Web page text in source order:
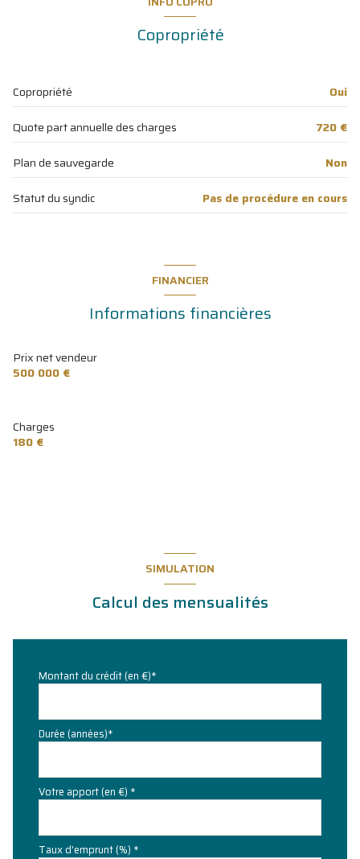
cave
terrasse
placard
1 m²
salle d'eau
3 m²
salle d'eau
3.8 m²
Copropriété
Copropriété
Oui
Quote part annuelle des charges
720 €
Plan de sauvegarde
Non
Statut du syndic
Pas de procédure en cours
FINANCIER
Informations financières
Prix net vendeur
500 000 €
Charges
180 €
SIMULATION
Calcul des mensualités
Montant du crédit (en €)*
Durée (années)*
Votre apport (en €) *
Taux d'emprunt (%) *